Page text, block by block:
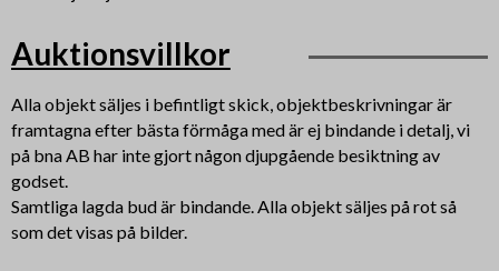
Auktionsvillkor
Alla objekt säljes i befintligt skick, objektbeskrivningar är
framtagna efter bästa förmåga med är ej bindande i detalj, vi
på bna AB har inte gjort någon djupgående besiktning av
godset.
Samtliga lagda bud är bindande. Alla objekt säljes på rot så
som det visas på bilder.